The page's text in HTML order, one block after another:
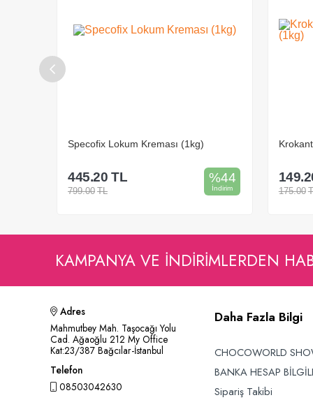
Specofix Lokum Kreması (1kg)
%44
İndirim
445.20 TL
799.00 TL 175.00
KAMPANYA VE INDIRIMLERDEN
Adres
Mahmutbey Mah. Taşocağı Yolu
Cad. Ağaoğlu 212 My Office
Kat:23/387 Bağcılar-İstanbul
Telefon
08503042630
Daha Fazla Bilgi
CHOCOWORLD
BANKA HESAP
Sipariş Takibi